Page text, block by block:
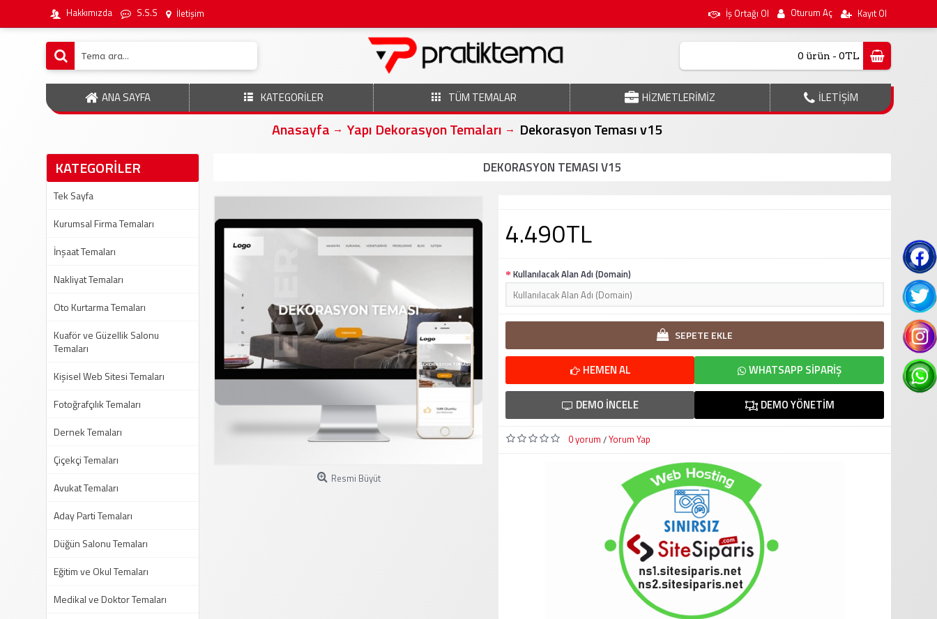
Hakkımızda S.S.S İletişim İş Ortağı Ol Oturum Aç Kayıt Ol
0 ürün - 0TL
ANA SAYFA KATEGORİLER TÜM TEMALAR HİZMETLERİMİZ İLETİŞİM
Anasayfa Yapı Dekorasyon Temaları
Dekorasyon Teması v15
KATEGORİLER
Tek Sayfa
Kurumsal Firma Temaları
İnşaat Temaları
Nakliyat Temaları
Oto Kurtarma Temaları
Kuaför ve Güzellik Salonu
Temaları
Kişisel Web Sitesi Temaları
Fotoğrafçılık Temaları
Dernek Temaları
Çiçekçi Temaları
Avukat Temaları
Aday Parti Temaları
Düğün Salonu Temaları
Eğitim ve Okul Temaları
Medikal ve Doktor Temaları
DEKORASYON TEMASI V15
Resmi Büyüt
4.490TL
Kullanılacak Alan Adı (Domain)
SEPETE EKLE
HEMEN AL WHATSAPP SIPARIŞ
DEMO İNCELE DEMO YÖNETIM
0 yorum /Yorum Yap